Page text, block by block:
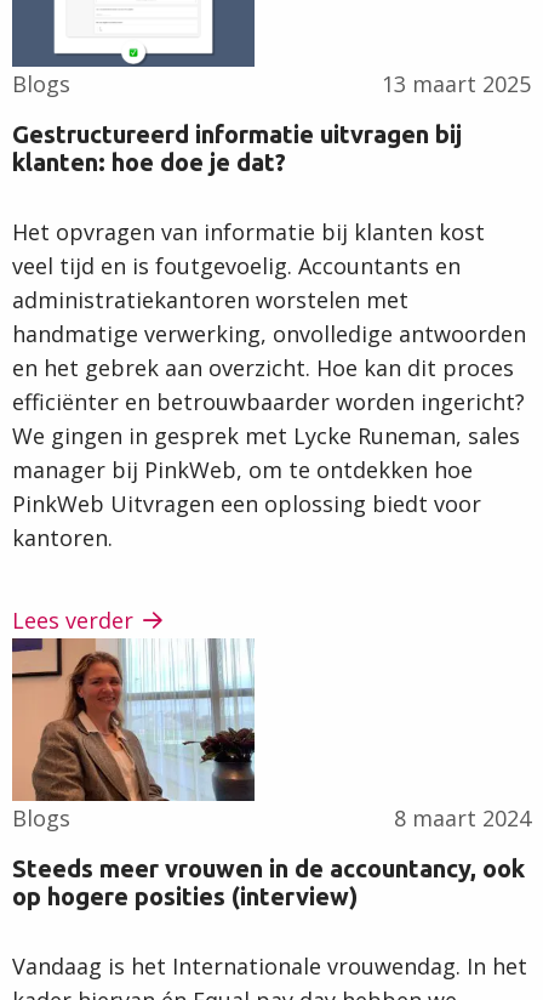
Blogs 13 maart 2025
Gestructureerd informatie uitvragen bij
klanten: hoe doe je dat?
Het opvragen van informatie bij klanten kost
veel tijd en is foutgevoelig. Accountants en
administratiekantoren worstelen met
handmatige verwerking, onvolledige antwoorden
en het gebrek aan overzicht. Hoe kan dit proces
efficiënter en betrouwbaarder worden ingericht?
We gingen in gesprek met Lycke Runeman, sales
manager bij PinkWeb, om te ontdekken hoe
PinkWeb Uitvragen een oplossing biedt voor
kantoren.
Lees verder
Blogs 8 maart 2024
Steeds meer vrouwen in de accountancy, ook
op hogere posities (interview)
Vandaag is het Internationale vrouwendag. In het
Lees
verder